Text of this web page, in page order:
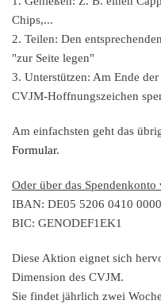
Chips,...
2. Teilen: Den
"zur Seite legen"
3. Unterstützen: Am Ende
CVJM-Hoffnungszeichen
Am einfachsten geht das
Formular.
Oder über das
IBAN: DE05 5206 0410
BIC: GENODEF1EK1
Diese Aktion eignet sich
Dimension des CVJM.
Sie findet jährlich zwei